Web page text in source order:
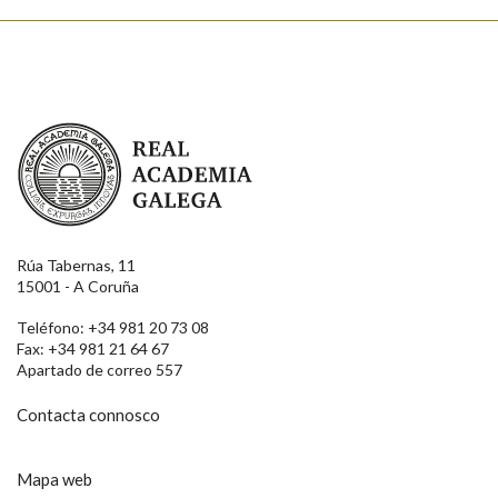
Real Academia Galega
Rúa Tabernas, 11
15001 - A Coruña
Teléfono: +34 981 20 73 08
Fax: +34 981 21 64 67
Apartado de correo 557
Contacta connosco
Mapa web